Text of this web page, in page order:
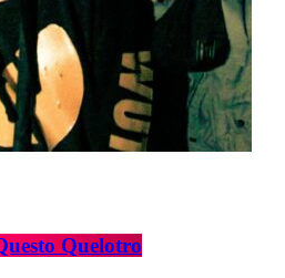
Quelotro